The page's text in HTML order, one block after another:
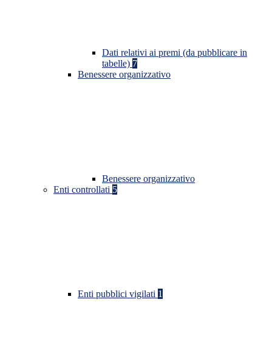
Dati relativi ai premi (da pubblicare in
tabelle) 7
Benessere organizzativo
Benessere organizzativo
Enti controllati 5
Enti pubblici vigilati 1